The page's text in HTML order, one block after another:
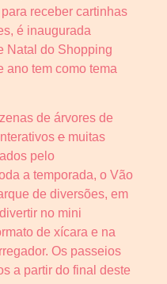
receber cartinhas
é inaugurada
Natal do Shopping
ano tem como tema
de árvores de
e muitas
pelo
a temporada, o Vão
de diversões, em
no mini
de xícara e na
Os passeios
a partir do final deste